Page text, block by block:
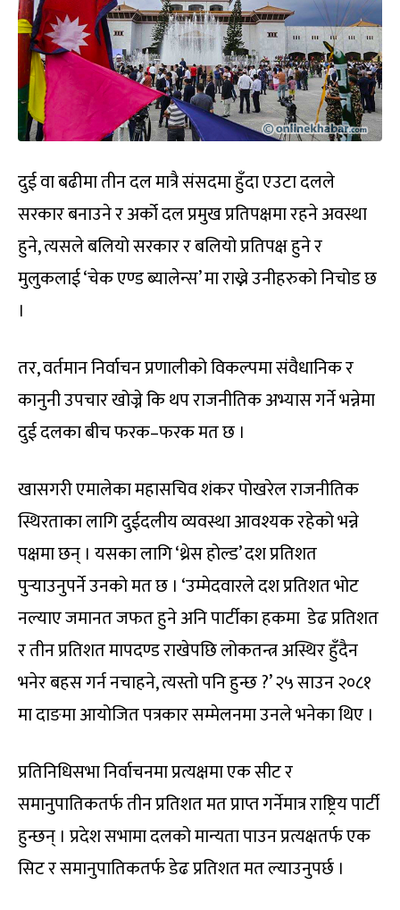
दुई वा बढीमा तीन दल मात्रै संसदमा हुँदा एउटा दलले
सरकार बनाउने र अर्को दल प्रमुख प्रतिपक्षमा रहने अवस्था
हुने, त्यसले बलियो सरकार र बलियो प्रतिपक्ष हुने र
मुलुकलाई ‘चेक एण्ड ब्यालेन्स’ मा राख्ने उनीहरुको निचोड छ
।
तर, वर्तमान निर्वाचन प्रणालीको विकल्पमा संवैधानिक र
कानुनी उपचार खोज्ने कि थप राजनीतिक अभ्यास गर्ने भन्नेमा
दुई दलका बीच फरक–फरक मत छ ।
खासगरी एमालेका महासचिव शंकर पोखरेल राजनीतिक
स्थिरताका लागि दुईदलीय व्यवस्था आवश्यक रहेको भन्ने
पक्षमा छन् । यसका लागि ‘थ्रेस होल्ड’ दश प्रतिशत
पुर्‍याउनुपर्ने उनको मत छ । ‘उम्मेदवारले दश प्रतिशत भोट
नल्याए जमानत जफत हुने अनि पार्टीका हकमा डेढ प्रतिशत
र तीन प्रतिशत मापदण्ड राखेपछि लोकतन्त्र अस्थिर हुँदैन
भनेर बहस गर्न नचाहने, त्यस्तो पनि हुन्छ ?’ २५ साउन २०८१
मा दाङमा आयोजित पत्रकार सम्मेलनमा उनले भनेका थिए ।
प्रतिनिधिसभा निर्वाचनमा प्रत्यक्षमा एक सीट र
समानुपातिकतर्फ तीन प्रतिशत मत प्राप्त गर्नेमात्र राष्ट्रिय पार्टी
हुन्छन् । प्रदेश सभामा दलको मान्यता पाउन प्रत्यक्षतर्फ एक
सिट र समानुपातिकतर्फ डेढ प्रतिशत मत ल्याउनुपर्छ ।